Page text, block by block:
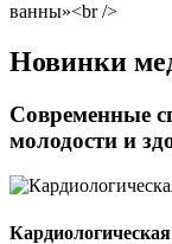
Новинки
Современные
молодости и